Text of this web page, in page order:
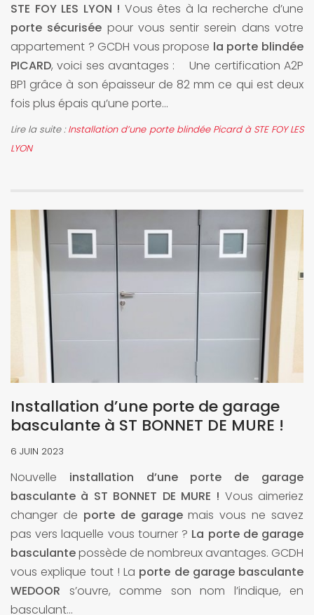
STE FOY LES LYON ! Vous êtes à la recherche d’une
porte sécurisée pour vous sentir serein dans votre
appartement ? GCDH vous propose la porte blindée
PICARD, voici ses avantages : Une certification A2P
BP1 grâce à son épaisseur de 82 mm ce qui est deux
fois plus épais qu’une porte...
Lire la suite :Installation d’une porte blindée Picard à STE FOY LES
LYON
Installation d’une porte de garage
basculante à ST BONNET DE MURE !
6 JUIN 2023
Nouvelle installation d’une porte de garage
basculante à ST BONNET DE MURE ! Vous aimeriez
changer de porte de garagemais vous ne savez
pas vers laquelle vous tourner ? La porte de garage
basculantepossède de nombreux avantages. GCDH
vous explique tout ! La porte de garage basculante
WEDOOR s’ouvre, comme son nom l’indique, en
basculant...